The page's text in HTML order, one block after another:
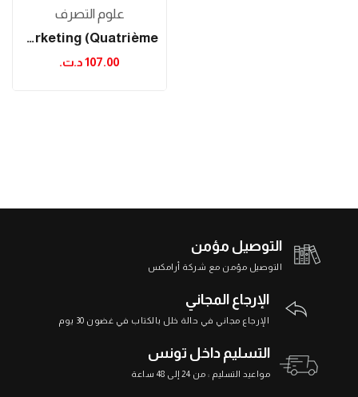
علوم التصرف
Fonction: Chef De Produit Marketing (Quatrième...
107.00 د.ت.‏
التوصيل مؤمن
التوصيل مؤمن مع شركة أرامكس
الإرجاع المجاني
الإرجاع مجاني في حالة خلل بالكتاب في غضون 30 يوم
التسليم داخل تونس
مواعيد التسليم : من 24 إلى 48 ساعة